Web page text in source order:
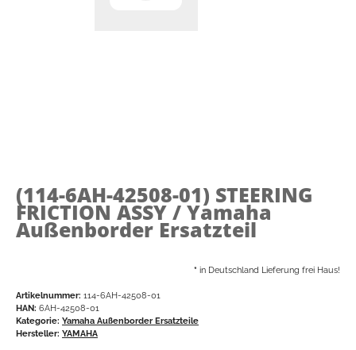
(114-6AH-42508-01) STEERING
FRICTION ASSY / Yamaha
Außenborder Ersatzteil
* in Deutschland Lieferung frei Haus!
Artikelnummer: 114-6AH-42508-01
HAN: 6AH-42508-01
Kategorie: Yamaha Außenborder Ersatzteile
Hersteller: YAMAHA